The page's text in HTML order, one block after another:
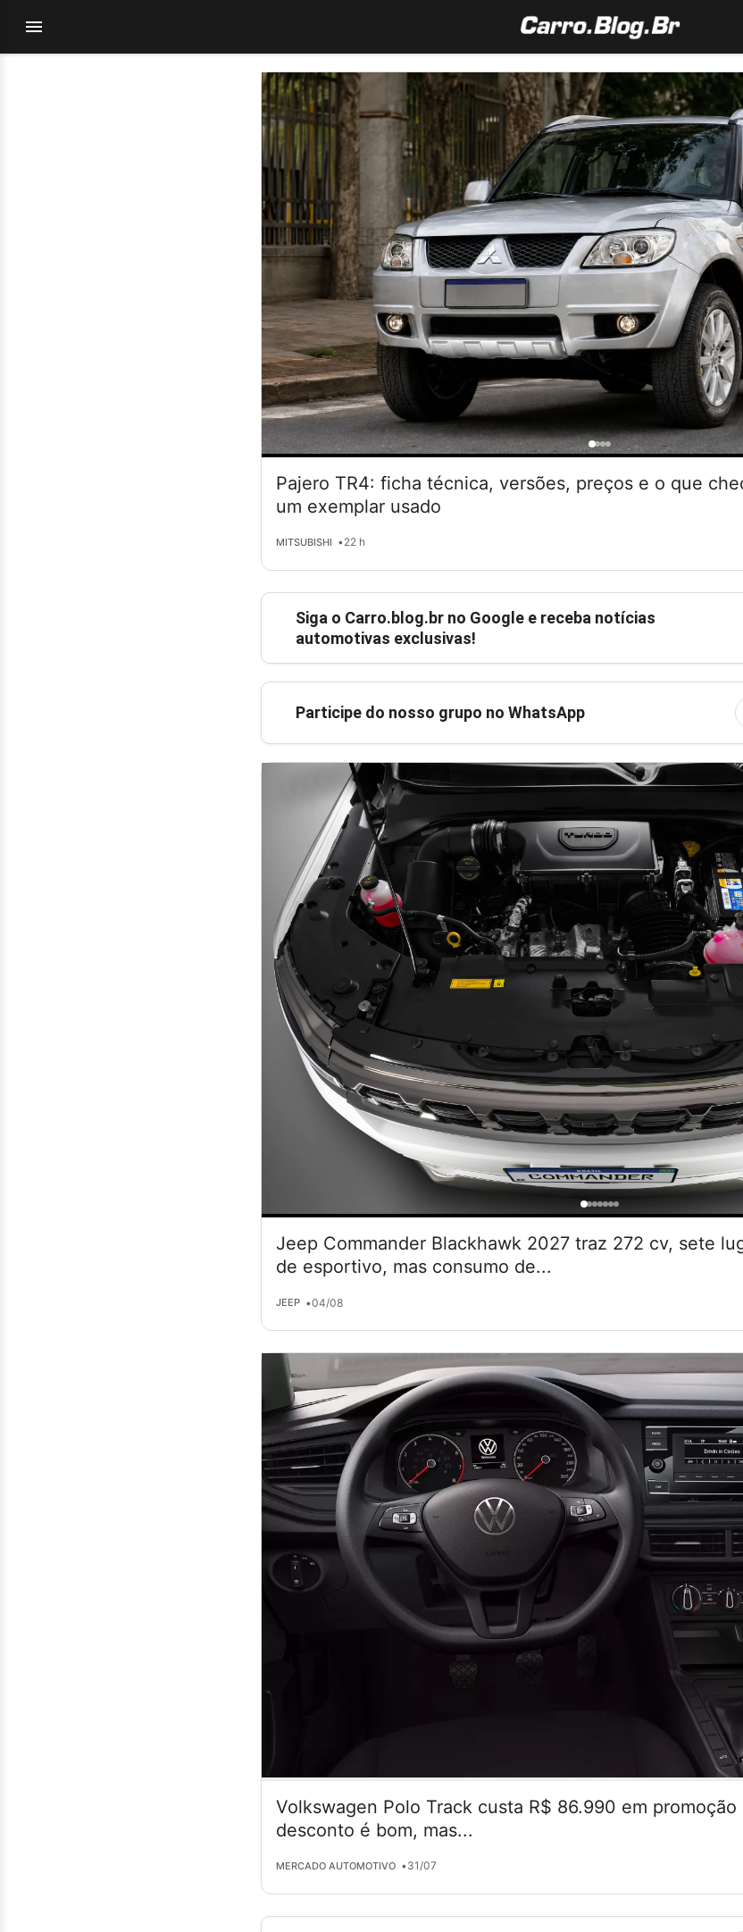
Pajero TR4: ficha técnica, versões, preços e o que
um exemplar usado
MITSUBISHI •22 h
Siga o Carro.blog.br no Google e receba notícias
automotivas exclusivas!
Participe do nosso grupo no WhatsApp
Jeep Commander Blackhawk 2027 traz 272 cv, sete
de esportivo, mas consumo de...
JEEP •04/08
Volkswagen Polo Track custa R$ 86.990 em promoção
desconto é bom, mas...
MERCADO AUTOMOTIVO •31/07